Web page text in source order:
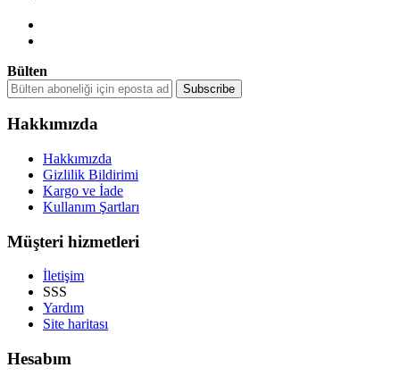
Bülten
Hakkımızda
Hakkımızda
Gizlilik Bildirimi
Kargo ve İade
Kullanım Şartları
Müşteri hizmetleri
İletişim
SSS
Yardım
Site haritası
Hesabım